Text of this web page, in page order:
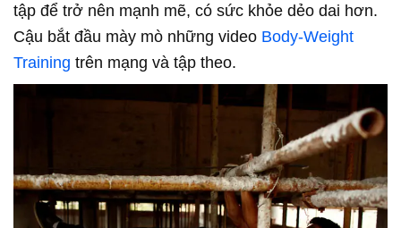
tập để trở nên mạnh mẽ, có sức khỏe dẻo dai hơn.
Cậu bắt đầu mày mò những video Body-Weight
Training trên mạng và tập theo.